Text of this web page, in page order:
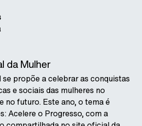
da Mulher
propõe a celebrar as conquistas
e sociais das mulheres no
no futuro. Este ano, o tema é
Acelere o Progresso, com a